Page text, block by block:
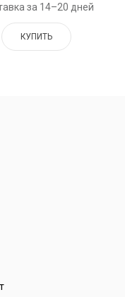
за 14–20 дней
КУПИТЬ